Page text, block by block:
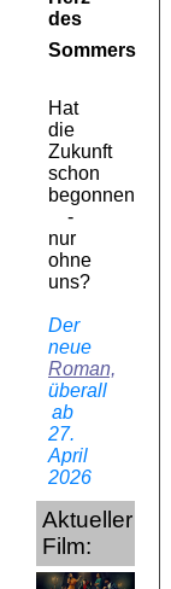
des
Sommers
Hat
die
Zukunft
schon
begonnen
-
nur
ohne
uns?
Der
neue
Roman,
überall
ab
27.
April
2026
Aktueller
Film: